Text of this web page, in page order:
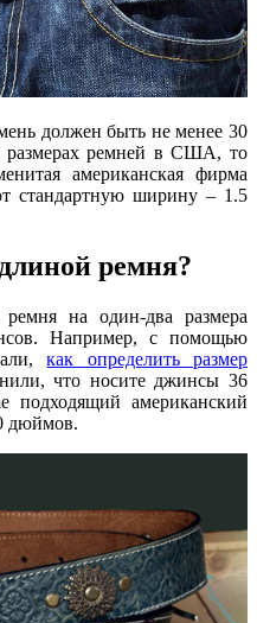
должен быть не менее 30
ремней в США, то
американская фирма
стандартную ширину – 1.5
ремня?
на один-два размера
Например, с помощью
как определить размер
что носите джинсы 36
подходящий американский
дюймов.